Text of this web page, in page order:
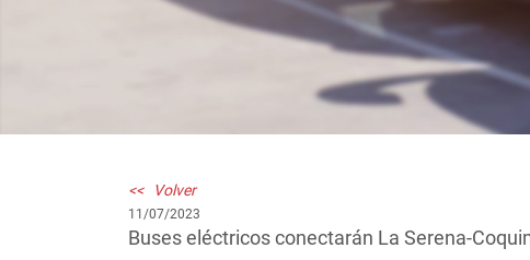
<< Volver
11/07/2023
Buses eléctricos conectarán La Serena-